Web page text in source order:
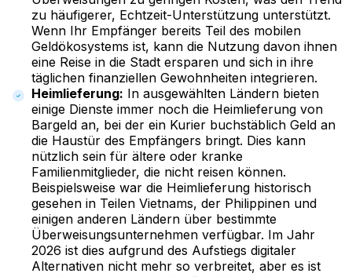
zu häufigerer, Echtzeit-Unterstützung unterstützt.
Wenn Ihr Empfänger bereits Teil des mobilen
Geldökosystems ist, kann die Nutzung davon ihnen
eine Reise in die Stadt ersparen und sich in ihre
täglichen finanziellen Gewohnheiten integrieren.
Heimlieferung: In ausgewählten Ländern bieten
einige Dienste immer noch die Heimlieferung von
Bargeld an, bei der ein Kurier buchstäblich Geld an
die Haustür des Empfängers bringt. Dies kann
nützlich sein für ältere oder kranke
Familienmitglieder, die nicht reisen können.
Beispielsweise war die Heimlieferung historisch
gesehen in Teilen Vietnams, der Philippinen und
einigen anderen Ländern über bestimmte
Überweisungsunternehmen verfügbar. Im Jahr
2026 ist dies aufgrund des Aufstiegs digitaler
Alternativen nicht mehr so verbreitet, aber es ist